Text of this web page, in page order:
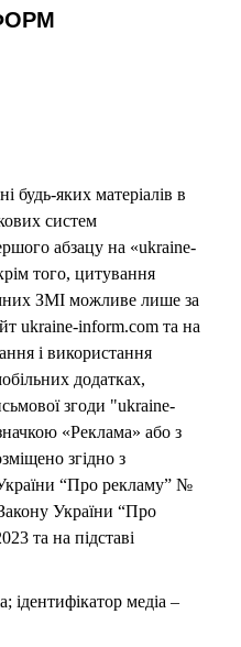
будь-яких матеріалів в
систем
абзацу на «ukraine-
того, цитування
ЗМІ можливе лише за
ukraine-inform.com та на
і використання
додатках,
згоди "ukraine-
«Реклама» або з
згідно з
“Про рекламу” №
України “Про
та на підставі
ідентифікатор медіа –